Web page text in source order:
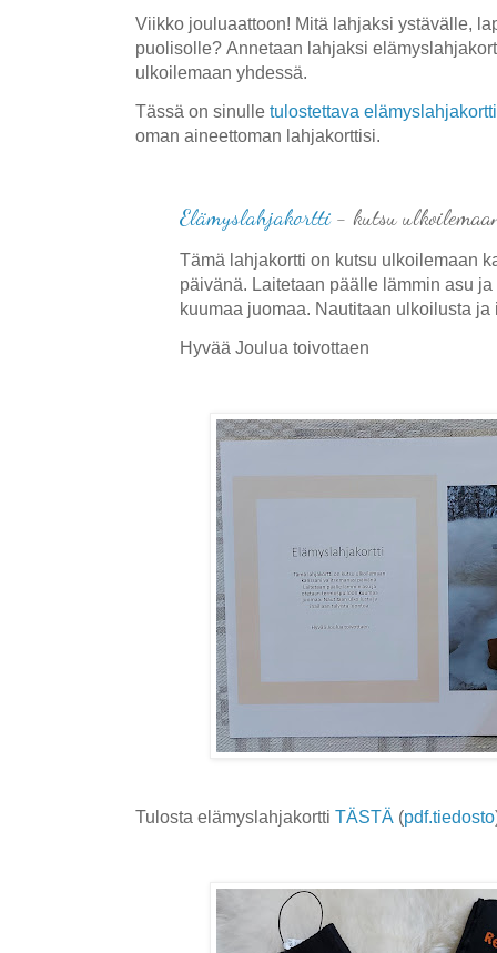
Viikko jouluaattoon! Mitä lahjaksi ystävälle,
puolisolle? Annetaan lahjaksi
ulkoilemaan yhdessä.
Tässä on sinulle tulostettava elämyslahjakortti
oman aineettoman lahjakorttisi.
Elämyslahjakortti- kutsu
Tämä lahjakortti on kutsu ulkoilemaan
päivänä. Laitetaan päälle lämmin asu
kuumaa juomaa. Nautitaan ulkoilusta
Hyvää Joulua toivottaen
Tulosta elämyslahjakortti TÄSTÄ (pdf.tiedosto